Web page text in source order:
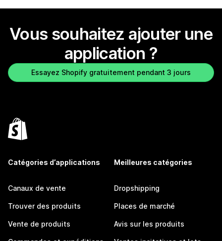
Vous souhaitez ajouter une
application ?
Essayez Shopify gratuitement pendant 3 jours
Catégories d’applications
Canaux de vente
Trouver des produits
Vente de produits
Meilleures catégories
Dropshipping
Places de marché
Avis sur les produits